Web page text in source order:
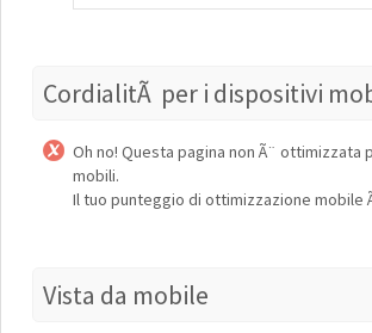
CordialitÃ per i dispositivi
Oh no! Questa pagina non Ã¨ ottimizzata
mobili.
Il tuo punteggio di ottimizzazione mobile
Vista da mobile